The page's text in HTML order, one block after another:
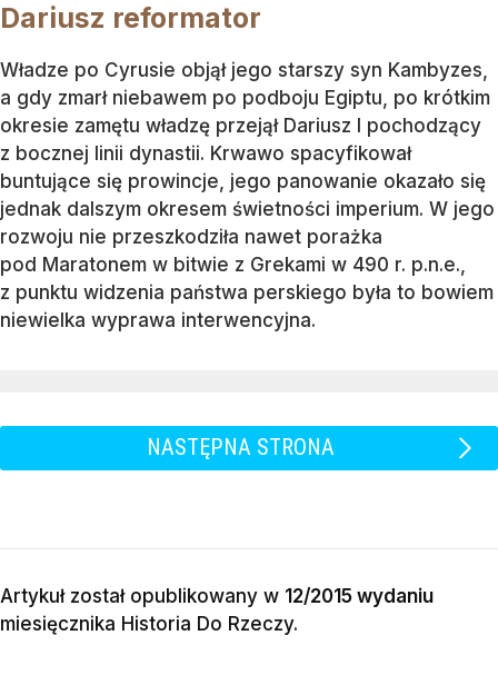
Dariusz reformator
Władze po Cyrusie objął jego starszy syn Kambyzes,
a gdy zmarł niebawem po podboju Egiptu, po krótkim
okresie zamętu władzę przejął Dariusz I pochodzący
z bocznej linii dynastii. Krwawo spacyfikował
buntujące się prowincje, jego panowanie okazało się
jednak dalszym okresem świetności imperium. W jego
rozwoju nie przeszkodziła nawet porażka
pod Maratonem w bitwie z Grekami w 490 r. p.n.e.,
z punktu widzenia państwa perskiego była to bowiem
niewielka wyprawa interwencyjna.
NASTĘPNA STRONA
Artykuł został opublikowany w 12/2015 wydaniu
miesięcznika Historia Do Rzeczy.